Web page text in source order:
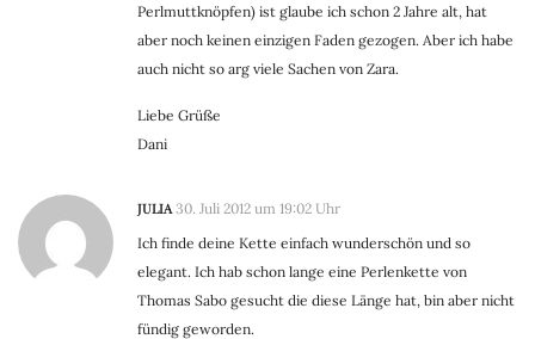
Perlmuttknöpfen) ist glaube ich schon 2 Jahre alt, hat
aber noch keinen einzigen Faden gezogen. Aber ich habe
auch nicht so arg viele Sachen von Zara.
Liebe Grüße
Dani
JULIA 30. Juli 2012 um 19:02 Uhr
Ich finde deine Kette einfach wunderschön und so
elegant. Ich hab schon lange eine Perlenkette von
Thomas Sabo gesucht die diese Länge hat, bin aber nicht
fündig geworden.